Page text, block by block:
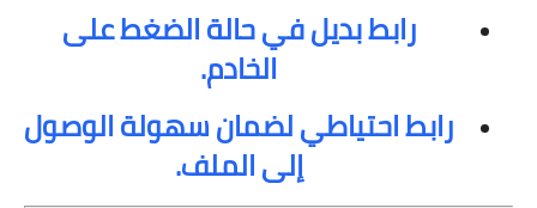
رابط بديل في حالة الضغط على
الخادم.
رابط احتياطي لضمان سهولة الوصول
إلى الملف.